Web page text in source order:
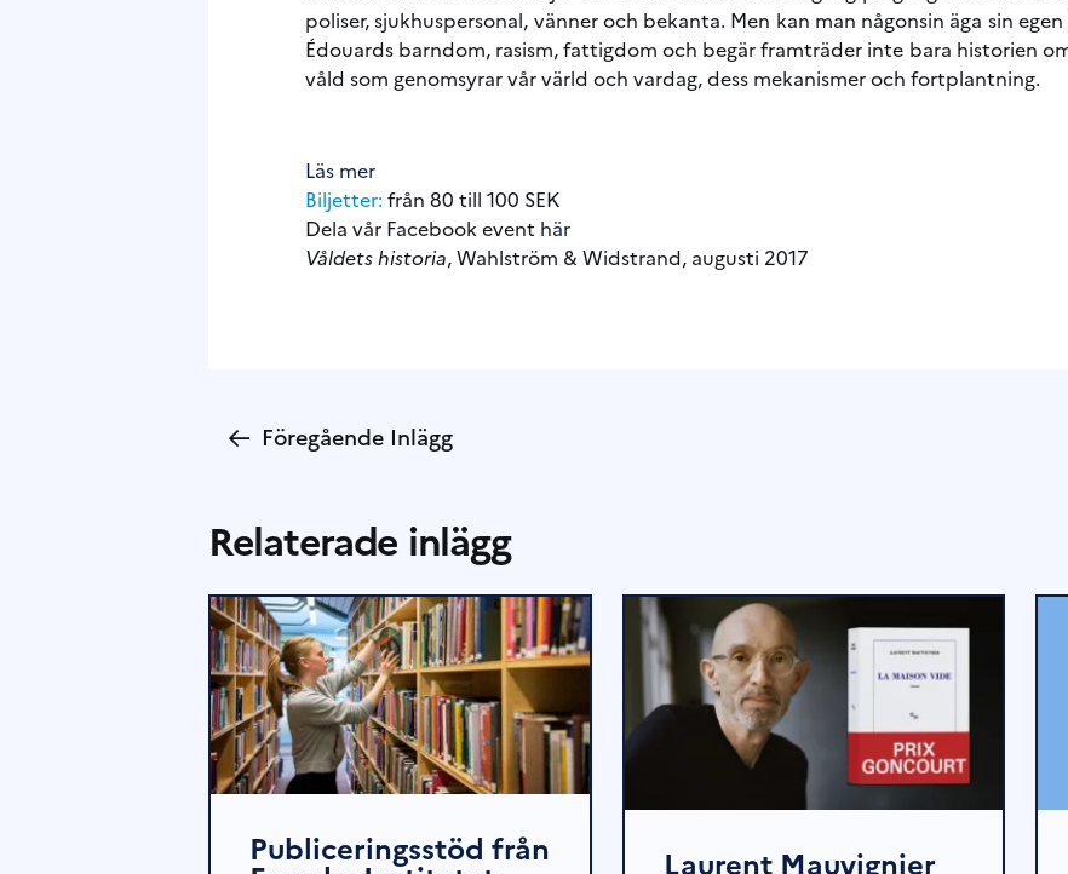
poliser, sjukhuspersonal, vänner och bekanta. Men kan man någonsin äga sin
Édouards barndom, rasism, fattigdom och begär framträder inte bara historien
våld som genomsyrar vår värld och vardag, dess mekanismer och fortplantning.
Läs mer
Biljetter: från 80 till 100 SEK
Dela vår Facebook event här
Våldets historia, Wahlström & Widstrand, augusti 2017
← Föregående Inlägg
Relaterade inlägg
Publiceringsstöd från Laurent Mauvignier